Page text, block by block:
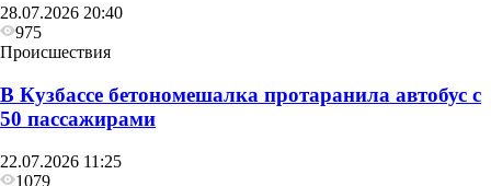
28.07.2026 20:40
975
Происшествия
В Кузбассе бетономешалка протаранила автобус с
50 пассажирами
22.07.2026 11:25
1079